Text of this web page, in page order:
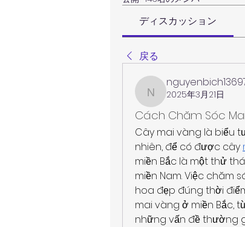
ディスカッション
戻る
nguyenbich13697
2025年3月21日
Cách Chăm Sóc
Cây mai vàng là biểu
nhiên, để có được cây
miền Bắc là một thử
miền Nam. Việc chăm
hoa đẹp đúng thời
mai vàng ở miền Bắc,
những vấn đề thường